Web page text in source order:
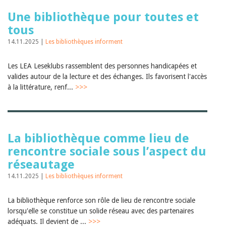
Une bibliothèque pour toutes et
tous
14.11.2025 | Les bibliothèques informent
Les LEA Leseklubs rassemblent des personnes handicapées et
valides autour de la lecture et des échanges. Ils favorisent l'accès
à la littérature, renf... >>>
La bibliothèque comme lieu de
rencontre sociale sous l’aspect du
réseautage
14.11.2025 | Les bibliothèques informent
La bibliothèque renforce son rôle de lieu de rencontre sociale
lorsqu'elle se constitue un solide réseau avec des partenaires
adéquats. Il devient de ... >>>